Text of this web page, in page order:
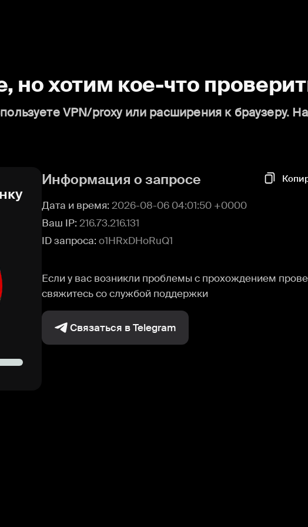
но хотим кое-что
VPN/proxy или расширения к браузеру.
Информация о запросе
Дата и время: 2026-08-06 04:01:50 +0000
Ваш IP: 216.73.216.131
ID запроса: o1HRxDHoRuQ1
Если у вас возникли проблемы с прохождением
свяжитесь со службой поддержки
Связаться в Telegram